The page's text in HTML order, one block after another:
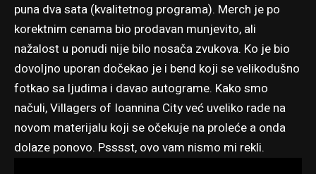
puna dva sata (kvalitetnog programa). Merch je po
korektnim cenama bio prodavan munjevito, ali
nažalost u ponudi nije bilo nosača zvukova. Ko je bio
dovoljno uporan dočekao je i bend koji se velikodušno
fotkao sa ljudima i davao autograme. Kako smo
načuli, Villagers of Ioannina City već uveliko rade na
novom materijalu koji se očekuje na proleće a onda
dolaze ponovo. Psssst, ovo vam nismo mi rekli.